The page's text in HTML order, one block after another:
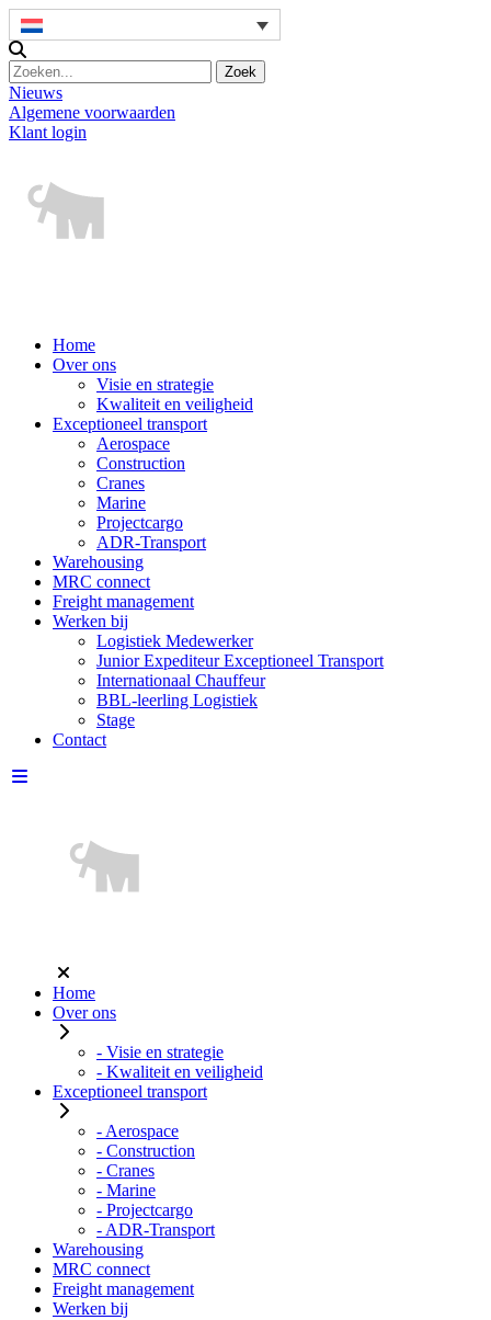
Nieuws
Algemene voorwaarden
Klant login
Home
Over ons
Visie en strategie
Kwaliteit en veiligheid
Exceptioneel transport
Aerospace
Construction
Cranes
Marine
Projectcargo
ADR-Transport
Warehousing
MRC connect
Freight management
Werken bij
Logistiek Medewerker
Junior Expediteur Exceptioneel Transport
Internationaal Chauffeur
BBL-leerling Logistiek
Stage
Contact
Home
Over ons
- Visie en strategie
- Kwaliteit en veiligheid
Exceptioneel transport
- Aerospace
- Construction
- Cranes
- Marine
- Projectcargo
- ADR-Transport
Warehousing
MRC connect
Freight management
Werken bij